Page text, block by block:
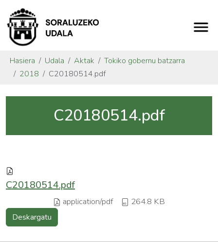
Hasiera Udala Aktak
Tokiko gobernu batzarra
2018
C20180514.pdf
C20180514.pdf
C20180514.pdf
application/pdf 264.8 KB
Deskargatu